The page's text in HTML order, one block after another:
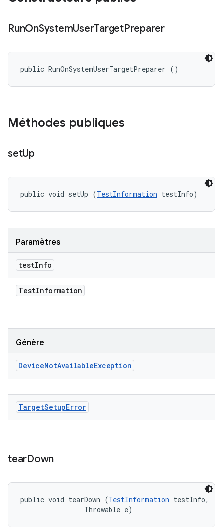
RunOnSystemUserTargetPreparer
public RunOnSystemUserTargetPreparer ()
Méthodes publiques
setUp
public void setUp (TestInformation testInfo)
Paramètres
testInfo
TestInformation
Génère
DeviceNotAvailableException
TargetSetupError
tearDown
public void tearDown (TestInformation testInfo,
                Throwable e)